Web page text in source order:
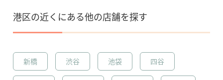
港区の近くにある他の店舗を探す
新橋 渋谷 池袋 四谷